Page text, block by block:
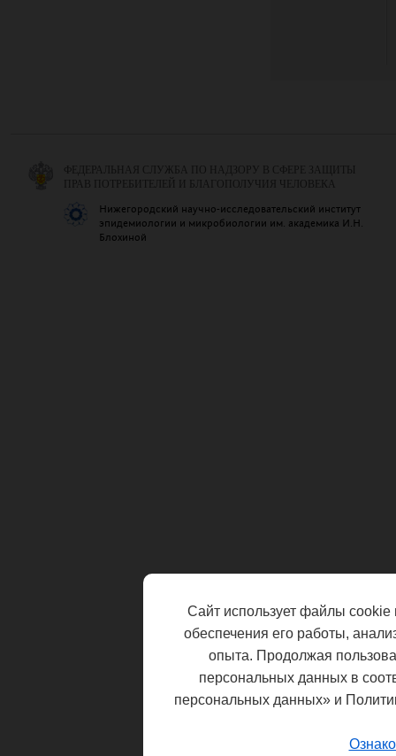
ФЕДЕРАЛЬНАЯ СЛУЖБА ПО НАДЗОРУ В СФЕРЕ ЗАЩИТЫ
ПРАВ ПОТРЕБИТЕЛЕЙ И БЛАГОПОЛУЧИЯ ЧЕЛОВЕКА
Нижегородский научно-исследовательский институт
эпидемиологии и микробиологии им. академика И.Н.
Блохиной
Сайт использует файлы cookie
обеспечения его работы,
опыта. Продолжая
персональных данных в
персональных данных» и